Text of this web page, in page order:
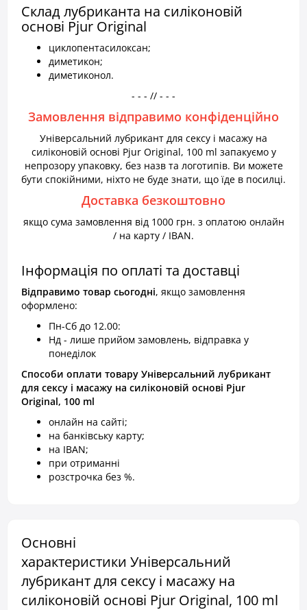
Склад лубриканта на силіконовій
основі Pjur Original
циклопентасилоксан;
диметикон;
диметиконол.
- - - // - - -
Замовлення відправимо конфіденційно
Універсальний лубрикант для сексу і масажу на
силіконовій основі Pjur Original, 100 ml запакуємо у
непрозору упаковку, без назв та логотипів. Ви можете
бути спокійними, ніхто не буде знати, що їде в посилці.
Доставка безкоштовно
якщо сума замовлення від 1000 грн. з оплатою онлайн
/ на карту / IBAN.
Інформація по оплаті та доставці
Відправимо товар сьогодні, якщо замовлення
оформлено:
Пн-Сб до 12.00:
Нд - лише прийом замовлень, відправка у
понеділок
Способи оплати товару Універсальний лубрикант
для сексу і масажу на силіконовій основі Pjur
Original, 100 ml
онлайн на сайті;
на банківську карту;
на IBAN;
при отриманні
розстрочка без %.
Основні
характеристики Універсальний
лубрикант для сексу і масажу на
силіконовій основі Pjur Original, 100 ml